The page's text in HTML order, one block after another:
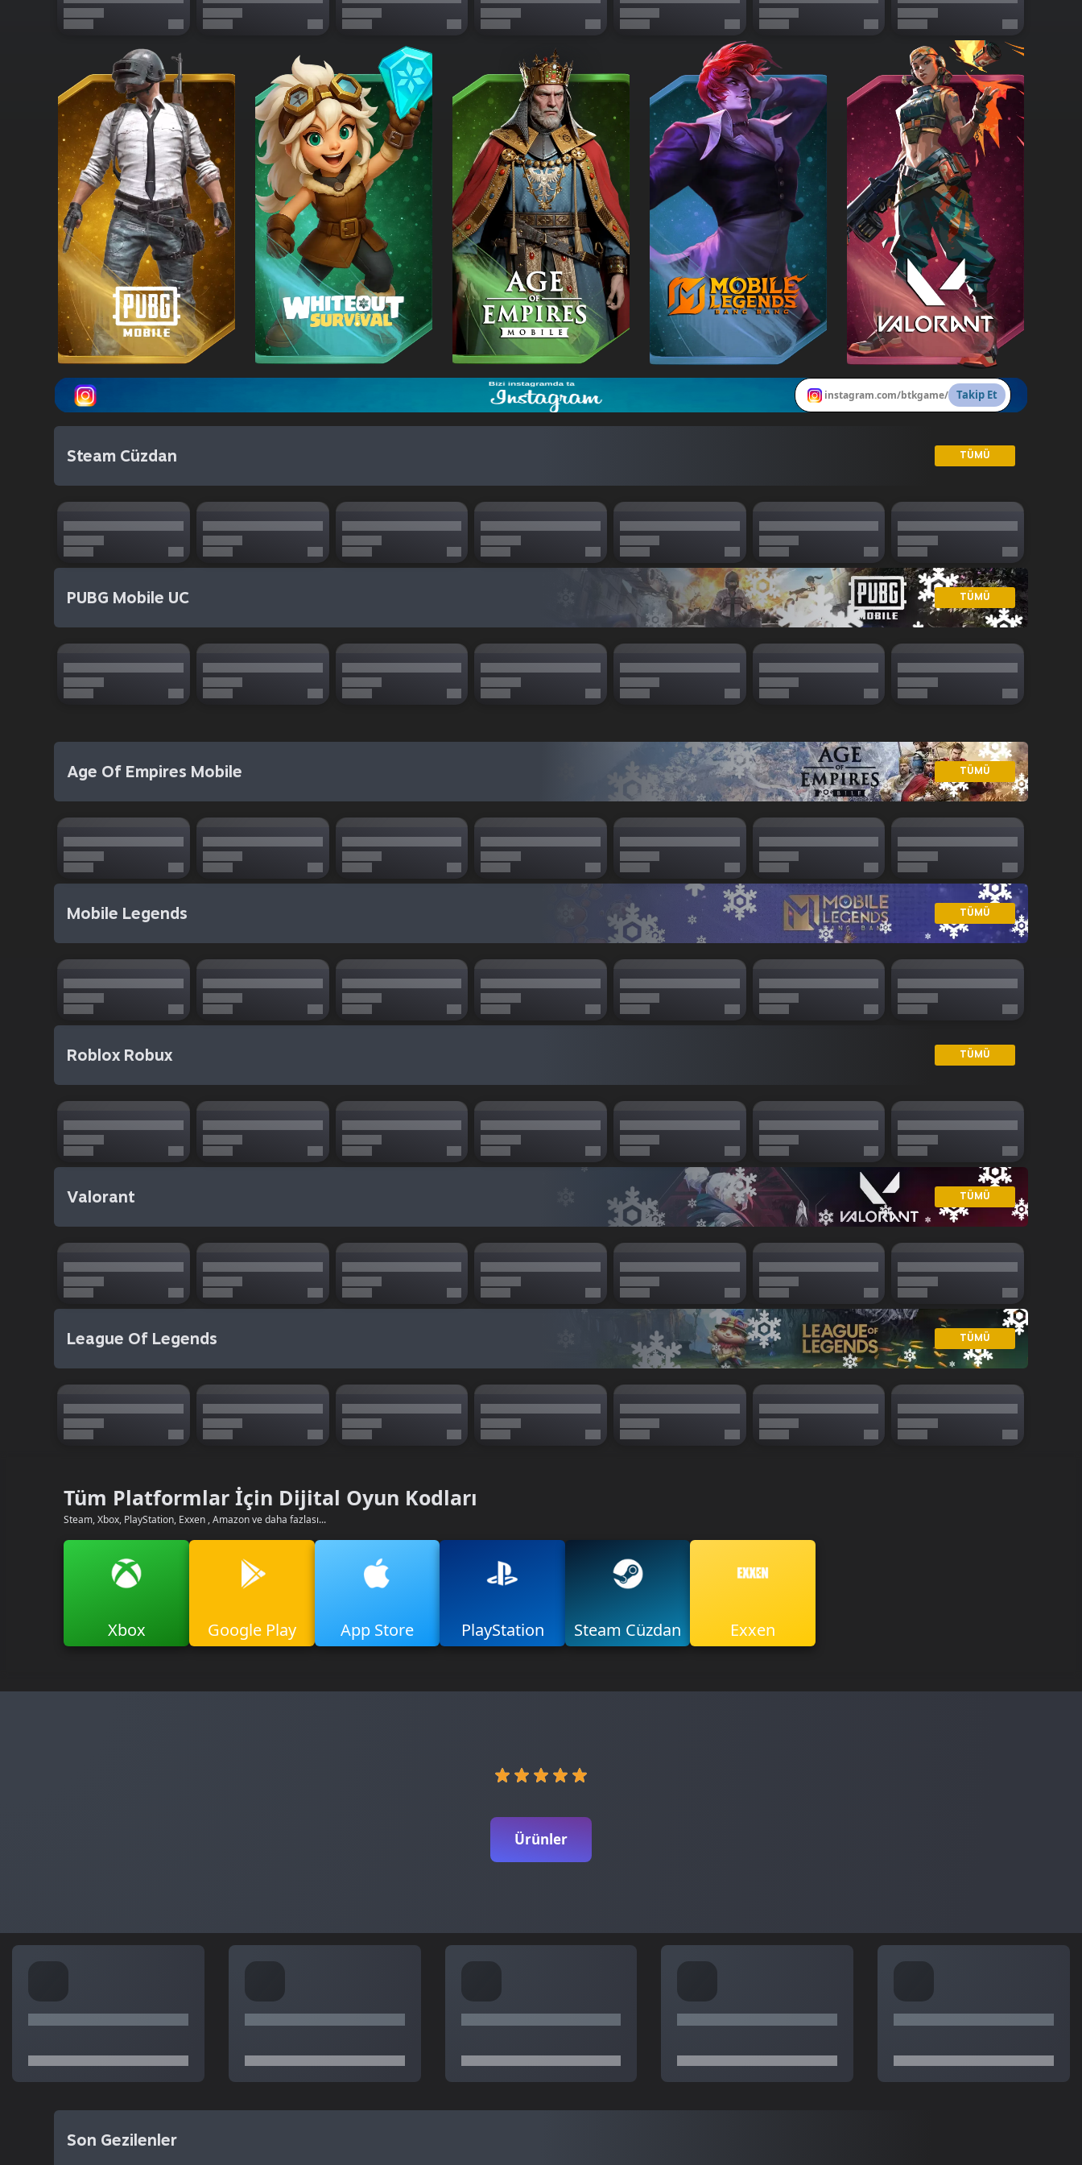
instagram.com/btkgame/ Takip Et
Steam Cüzdan TÜMÜ
PUBG Mobile UC TÜMÜ
Age Of Empires Mobile TÜMÜ
Mobile Legends TÜMÜ
Roblox Robux TÜMÜ
Valorant TÜMÜ
League Of Legends TÜMÜ
Tüm Platformlar İçin Dijital Oyun Kodları
Steam, Xbox, PlayStation, Exxen , Amazon ve daha fazlası...
Xbox Google Play App Store PlayStation Steam Cüzdan Exxen
Ürünler
Son Gezilenler